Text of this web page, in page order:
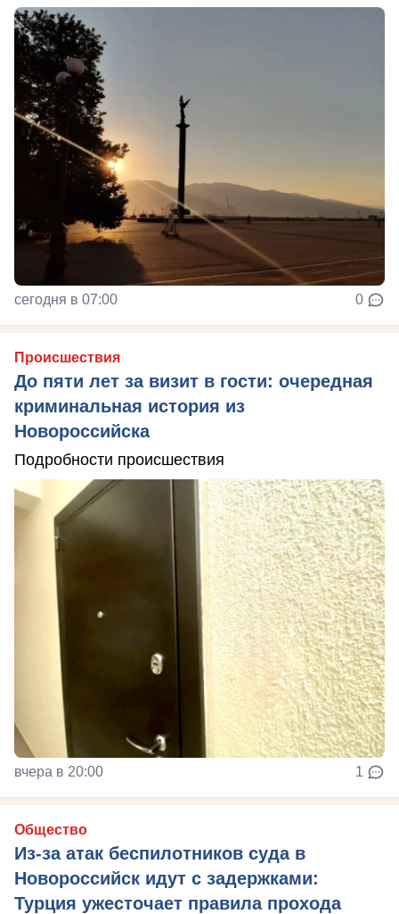
сегодня в 07:00 0
Происшествия
До пяти лет за визит в гости: очередная
криминальная история из
Новороссийска
Подробности происшествия
вчера в 20:00 1
Общество
Из‑за атак беспилотников суда в
Новороссийск идут с задержками:
Турция ужесточает правила прохода